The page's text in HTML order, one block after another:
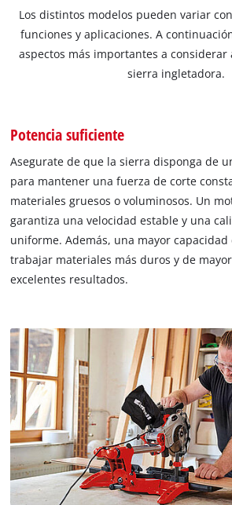
Los distintos modelos pueden variar
funciones y aplicaciones. A
aspectos más importantes a
sierra ingletadora.
Potencia suficiente
Asegurate de que la sierra disponga de
para mantener una fuerza de corte
materiales gruesos o voluminosos. Un
garantiza una velocidad estable y una
uniforme. Además, una mayor
trabajar materiales más duros y de
excelentes resultados.